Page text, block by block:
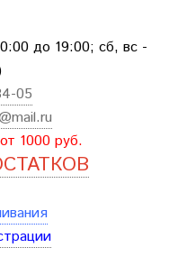
до 19:00; сб, вс -
05
1000 руб.